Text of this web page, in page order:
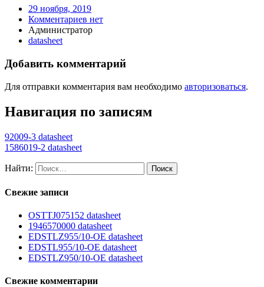
29 ноября, 2019
Комментариев нет
Администратор
datasheet
Добавить комментарий
Для отправки комментария вам необходимо авторизоваться.
Навигация по записям
92009-3 datasheet
1586019-2 datasheet
Найти:
Свежие записи
OSTTJ075152 datasheet
1946570000 datasheet
EDSTLZ955/10-OE datasheet
EDSTL955/10-OE datasheet
EDSTLZ950/10-OE datasheet
Свежие комментарии